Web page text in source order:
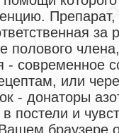
Препарат,
полового
- современное
или
- донаторы
постели и
браузере